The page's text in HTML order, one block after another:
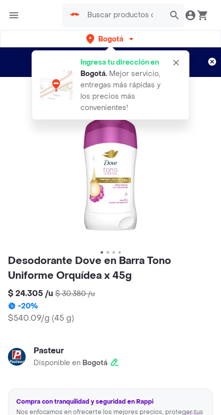
Bogotá
Ingresa tu dirección en
Bogotá. Mejor servicio,
entregas más rápidas y
los precios más
convenientes!
envíos gratis por semanas
Aplican TyC
Desodorante Dove en Barra Tono
Uniforme Orquídea x 45g
$ 24.305 /u $ 30.380/u
-20%
$540.09/g (45 g)
Pasteur
Disponible en Bogotá
Compra con tranquilidad y seguridad en Rappi
Nos enfocamos en ofrecerte los mejores precios, proteger tus